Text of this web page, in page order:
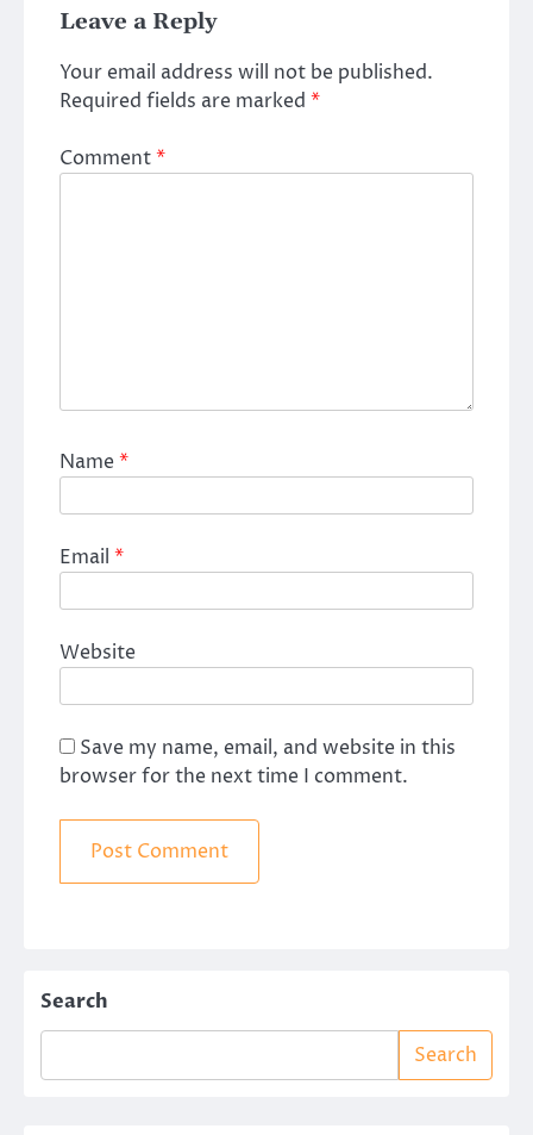
Leave a Reply
Your email address will not be published.
Required fields are marked *
Comment*
Name*
Email *
Website
Save my name, email, and website in this
browser for the next time I comment.
Search
Search